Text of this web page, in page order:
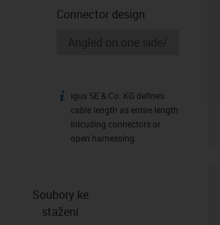
Connector design
igus-icon-info
igus SE & Co. KG defines
cable length as entire length
inlcuding connectors or
open harnessing.
Soubory ke
stažení